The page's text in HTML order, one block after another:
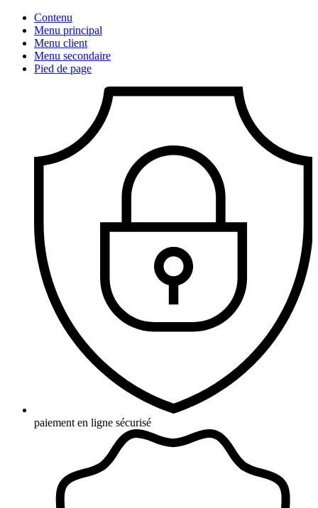
Contenu
Menu principal
Menu client
Menu secondaire
Pied de page
paiement en ligne sécurisé